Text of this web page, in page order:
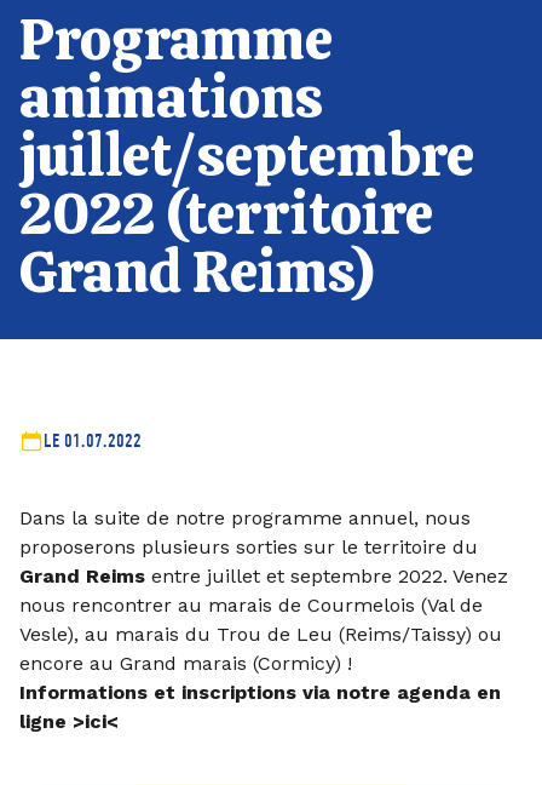
Programme
animations
juillet/septembre
2022 (territoire
Grand Reims)
LE 01.07.2022
Dans la suite de notre programme annuel, nous
proposerons plusieurs sorties sur le territoire du
Grand Reims entre juillet et septembre 2022. Venez
nous rencontrer au marais de Courmelois (Val de
Vesle), au marais du Trou de Leu (Reims/Taissy) ou
encore au Grand marais (Cormicy) !
Informations et inscriptions via notre agenda en
ligne >ici<